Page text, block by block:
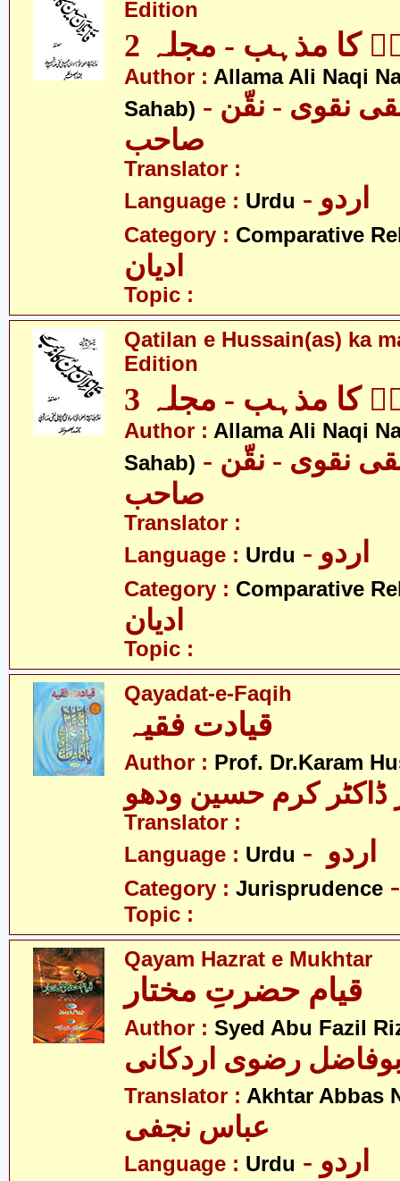
Edition
کا مذہب - مجلہ 2
Author : Allama Ali Naqi
Sahab) - علامہ علی نقی نقوی - نقّن
صاحب
Translator :
Language : Urdu - اردو
Category : Comparative
ادیان
Topic :
Qatilan e Hussain(as) ka
Edition
کا مذہب - مجلہ 3
Author : Allama Ali Naqi
Sahab) - علامہ علی نقی نقوی - نقّن
صاحب
Translator :
Language : Urdu - اردو
Category : Comparative
ادیان
Topic :
Qayadat-e-Faqih
قیادت فقیہ
Author : Prof. Dr.Karam
ڈاکٹر کرم حسین ودھو
Translator :
Language : Urdu
Category : Jurisprudence
Topic :
Qayam Hazrat e Mukhtar
قیام حضرتِ مختار
Author : Syed Abu Fazil
رضوی اردکانی
Translator : Akhtar Abbas
عباس نجفی
Language : Urdu - اردو